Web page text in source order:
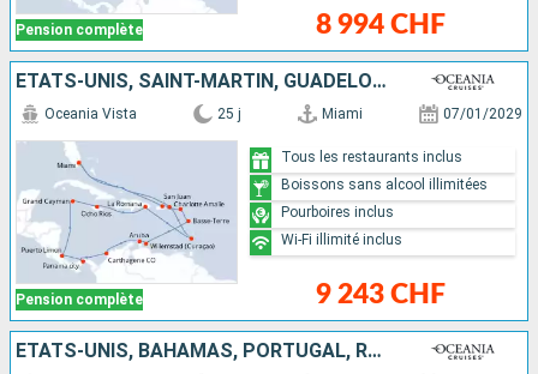
Pension complète 8 994 CHF
ÉTATS-UNIS, SAINT-MARTIN, GUADELOUPE, ARUBA, COLOMBIE, PANAMA, COSTA RICA, CAÏMANS (ÎLES), JAMAÏQUE, RÉPUBLIQUE DOMINICAINE, SAINT VINCENT-ET-LES-GRENADINES, PORTO RICO
Pension complète
Oceania Vista 25 j Miami 07/01/2029
9 243 CHF
Tous les restaurants inclus
Boissons sans alcool illimitées
Pourboires inclus
Wi-Fi illimité inclus
ÉTATS-UNIS, BAHAMAS, PORTUGAL, ROYAUME-UNI